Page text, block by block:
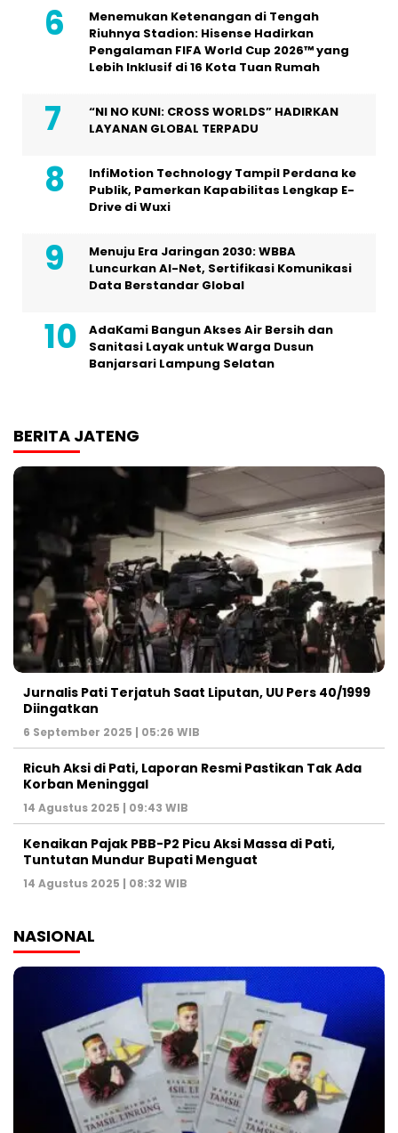
Menemukan Ketenangan di Tengah
Riuhnya Stadion: Hisense Hadirkan
Pengalaman FIFA World Cup 2026™ yang
Lebih Inklusif di 16 Kota Tuan Rumah
“NI NO KUNI: CROSS WORLDS” HADIRKAN
LAYANAN GLOBAL TERPADU
InfiMotion Technology Tampil Perdana ke
Publik, Pamerkan Kapabilitas Lengkap E-
Drive di Wuxi
Menuju Era Jaringan 2030: WBBA
Luncurkan AI-Net, Sertifikasi Komunikasi
Data Berstandar Global
AdaKami Bangun Akses Air Bersih dan
Sanitasi Layak untuk Warga Dusun
Banjarsari Lampung Selatan
BERITA JATENG
Jurnalis Pati Terjatuh Saat Liputan, UU Pers 40/1999
Diingatkan
6 September 2025 | 05:26 WIB
Ricuh Aksi di Pati, Laporan Resmi Pastikan Tak Ada
Korban Meninggal
14 Agustus 2025 | 09:43 WIB
Kenaikan Pajak PBB-P2 Picu Aksi Massa di Pati,
Tuntutan Mundur Bupati Menguat
14 Agustus 2025 | 08:32 WIB
NASIONAL